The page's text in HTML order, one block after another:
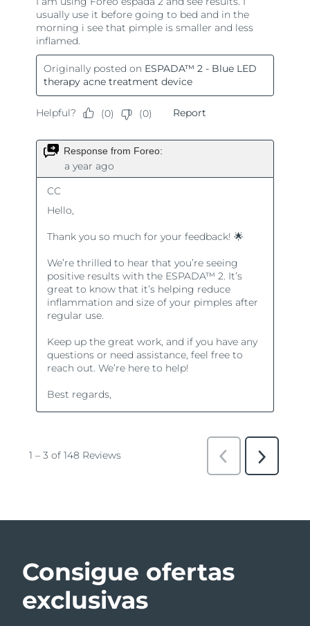
Consigue ofertas
exclusivas